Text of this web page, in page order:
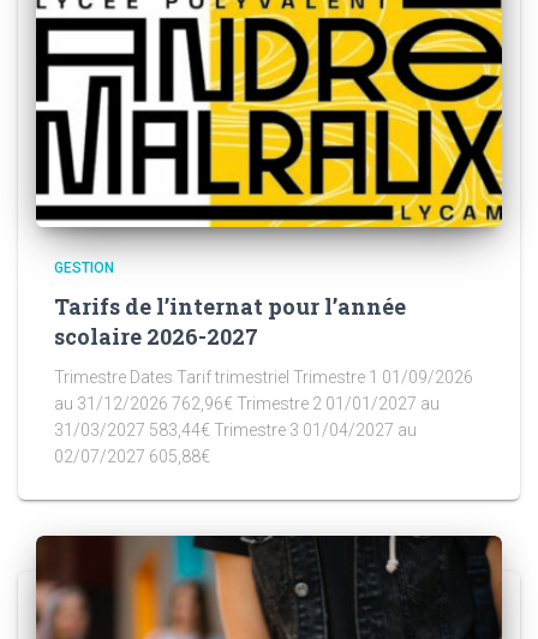
GESTION
Tarifs de l’internat pour l’année
scolaire 2026-2027
Trimestre Dates Tarif trimestriel Trimestre 1 01/09/2026
au 31/12/2026 762,96€ Trimestre 2 01/01/2027 au
31/03/2027 583,44€ Trimestre 3 01/04/2027 au
02/07/2027 605,88€